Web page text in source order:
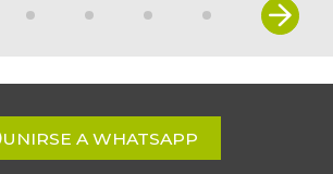
UNIRSE A WHATSAPP